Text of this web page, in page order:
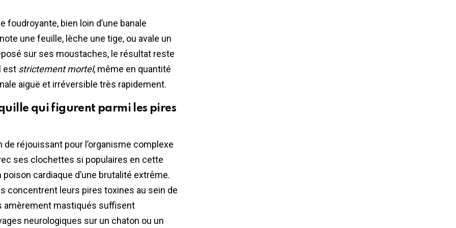
foudroyante, bien loin d’une banale
une feuille, lèche une tige, ou avale un
sur ses moustaches, le résultat reste
est strictement mortel, même en quantité
aiguë et irréversible très rapidement.
qui figurent parmi les pires
réjouissant pour l’organisme complexe
ses clochettes si populaires en cette
cardiaque d’une brutalité extrême.
concentrent leurs pires toxines au sein de
amèrement mastiqués suffisent
neurologiques sur un chaton ou un